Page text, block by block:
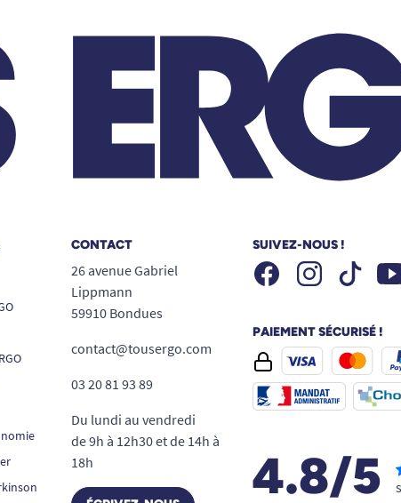
CONTACT
26 avenue Gabriel
Lippmann
59910 Bondues
contact@tousergo.com
03 20 81 93 89
Du lundi au vendredi
de 9h à 12h30 et de 14h à
18h
SUIVEZ-NOUS !
FacebookInstagramTiktok
PAIEMENT SÉCURISÉ !
4.8/5